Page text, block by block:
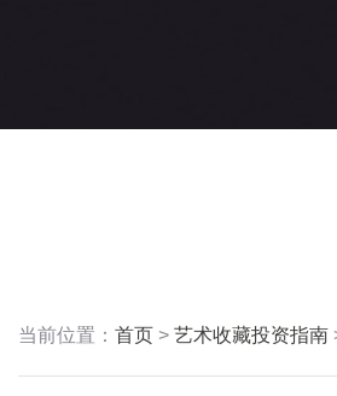
当前位置： 首页 > 艺术收藏投资指南